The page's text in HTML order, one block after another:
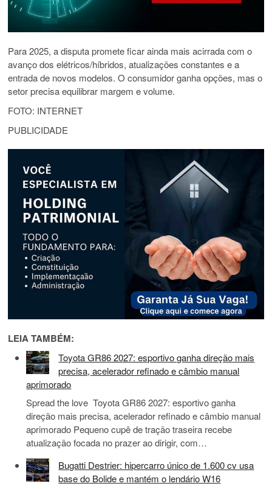
Para 2025, a disputa promete ficar ainda mais acirrada com o
avanço dos elétricos/híbridos, atualizações constantes e a
entrada de novos modelos. O consumidor ganha opções, mas o
setor precisa equilibrar margem e volume.
FOTO: INTERNET
PUBLICIDADE
LEIA TAMBÉM:
Toyota GR86 2027: esportivo ganha direção mais
precisa, acelerador refinado e câmbio manual
aprimorado
Spread the love Toyota GR86 2027: esportivo ganha
direção mais precisa, acelerador refinado e câmbio manual
aprimorado Pequeno cupê de tração traseira recebe
atualização focada no prazer ao dirigir, com…
Bugatti Destrier: hipercarro único de 1.600 cv usa
base do Bolide e mantém o lendário W16